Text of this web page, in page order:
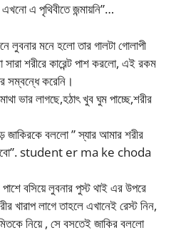
এ পৃথিবীতে জন্মায়নি”…
লুবনার মনে হলো তার গালটা গোলাপী
শরীরে কারেন্ট পাশ করলো, এই রকম
সম্বন্ধে করেনি।
ভার লাগছে,হঠাৎ খুব ঘুম পাচ্ছে,শরীর
জাকিরকে বললো ” স্যার আমার শরীর
যাবো”. student er ma ke choda
বসিয়ে লুবনার পুস্ট থাই এর উপরে
খারাপ লাগে তাহলে এখানেই রেস্ট নিন,
নিয়ে , সে বসতেই জাকির বললো